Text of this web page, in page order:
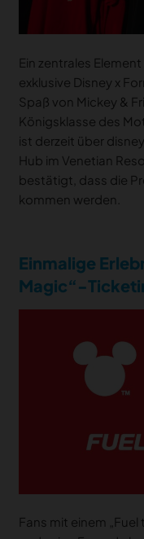
Ein zentrales
exklusive Disney x
Spaß von Mickey &
Königsklasse des
ist derzeit über
Hub im Venetian
bestätigt, dass die
kommen werden.
Einmalige
Magic“-
Fans mit einem